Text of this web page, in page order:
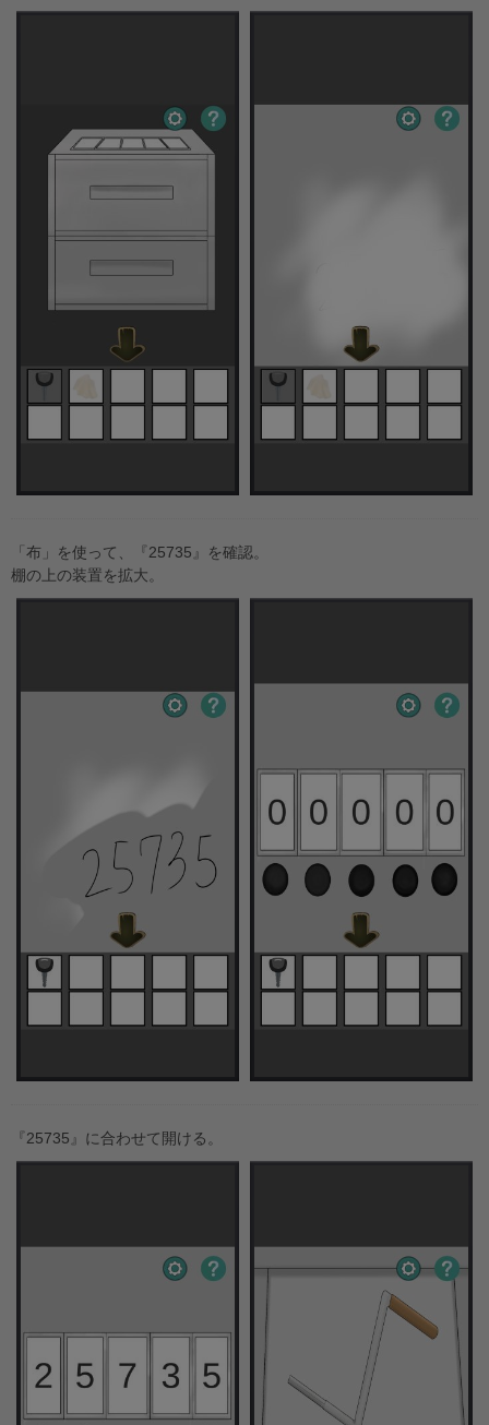
「布」を使って、『25735』を確認。
棚の上の装置を拡大。
『25735』に合わせて開ける。